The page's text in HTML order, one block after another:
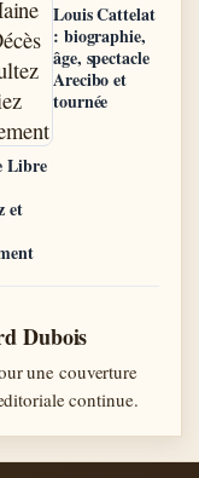
Libre
et
Louis Cattelat
: biographie,
âge, spectacle
Arecibo et
tournée
Dubois
une couverture
continue.